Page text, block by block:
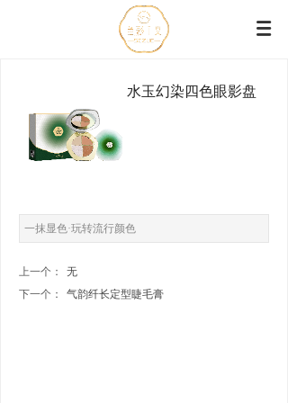
水玉幻染四色眼影盘
一抹显色·玩转流行颜色
上一个：
无
下一个：
气韵纤长定型睫毛膏